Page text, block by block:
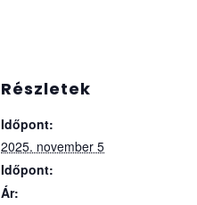
Részletek
Időpont:
2025. november 5
Időpont:
Ár: